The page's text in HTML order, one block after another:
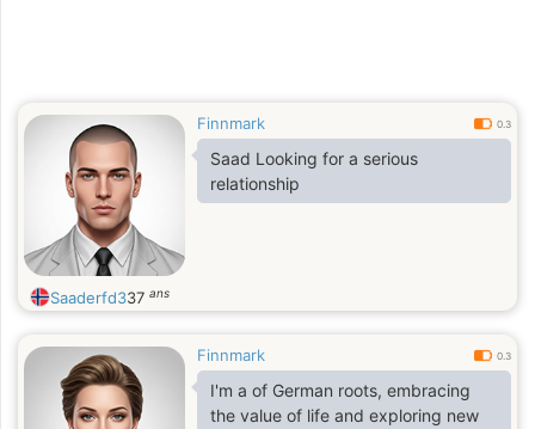
Finnmark 0.3
Saad Looking for a serious
relationship
Saaderfd337 ans
Finnmark 0.3
I'm a of German roots, embracing
the value of life and exploring new